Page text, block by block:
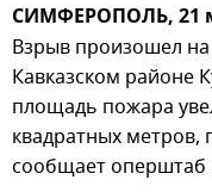
СИМФЕРОПОЛЬ, 21
Взрыв произошел
Кавказском районе
площадь пожара
квадратных метров,
сообщает оперштаб